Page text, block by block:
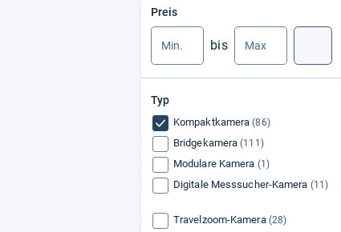
Preis
bis
Typ
Kompaktkamera (86)
Bridgekamera (111)
Modulare Kamera (1)
Digitale Messsucher-Kamera (11)
Travelzoom-Kamera (28)